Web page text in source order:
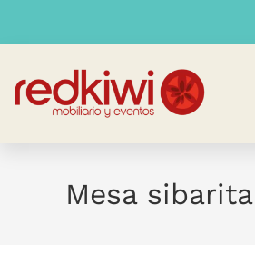
Mesa